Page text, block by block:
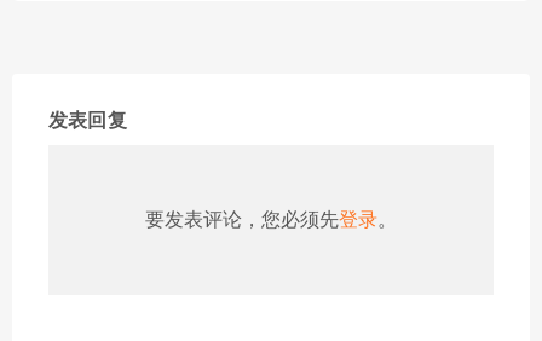
发表回复
要发表评论，您必须先登录。